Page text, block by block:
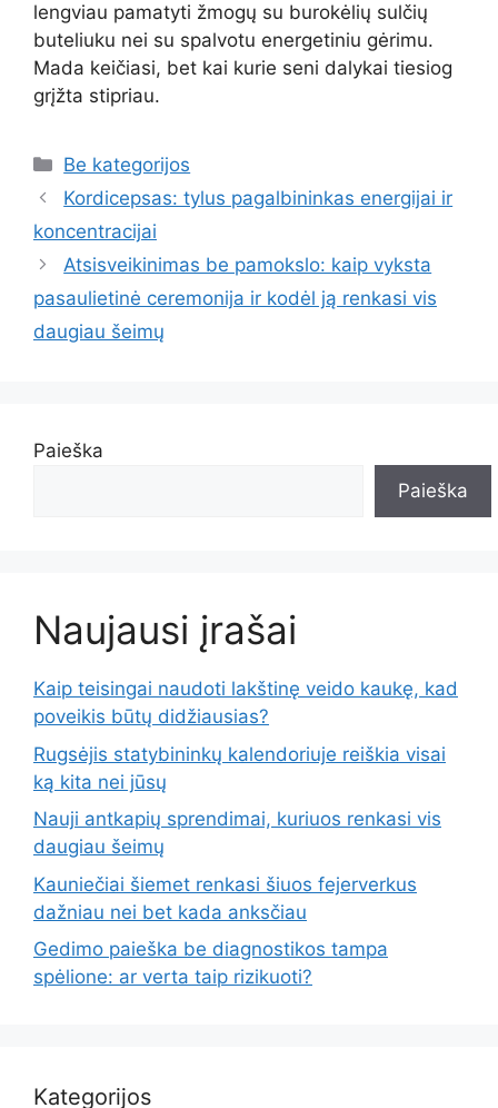
lengviau pamatyti žmogų su burokėlių sulčių
buteliuku nei su spalvotu energetiniu gėrimu.
Mada keičiasi, bet kai kurie seni dalykai tiesiog
grįžta stipriau.
Kategorijos
Be kategorijos
Kordicepsas: tylus pagalbininkas energijai ir
koncentracijai
Atsisveikinimas be pamokslo: kaip vyksta
pasaulietinė ceremonija ir kodėl ją renkasi vis
daugiau šeimų
Paieška
Paieška
Naujausi įrašai
Kaip teisingai naudoti lakštinę veido kaukę, kad
poveikis būtų didžiausias?
Rugsėjis statybininkų kalendoriuje reiškia visai
ką kita nei jūsų
Nauji antkapių sprendimai, kuriuos renkasi vis
daugiau šeimų
Kauniečiai šiemet renkasi šiuos fejerverkus
dažniau nei bet kada anksčiau
Gedimo paieška be diagnostikos tampa
spėlione: ar verta taip rizikuoti?
Kategorijos